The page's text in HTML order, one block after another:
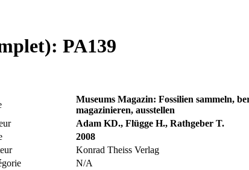
PA139
Museums Magazin: Fossilien sammeln,
magazinieren, ausstellen
Adam KD., Flügge H., Rathgeber T.
2008
Konrad Theiss Verlag
N/A